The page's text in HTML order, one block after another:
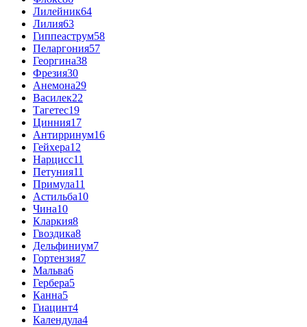
Лилейник64
Лилия63
Гиппеаструм58
Пеларгония57
Георгина38
Фрезия30
Анемона29
Василек22
Тагетес19
Цинния17
Антирринум16
Гейхера12
Нарцисс11
Петуния11
Примула11
Астильба10
Чина10
Кларкия8
Гвоздика8
Дельфиниум7
Гортензия7
Мальва6
Гербера5
Канна5
Гиацинт4
Календула4